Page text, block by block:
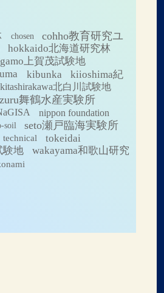
chosen
cohho教育研究ユ
hokkaido北海道研究林
上賀茂試験地
kibunka
kiioshima紀
kitashirakawa北白川試験地
舞鶴水産実験所
nippon foundation
soil seto瀬戸臨海実験所
technical
tokeidai
験地
wakayama和歌山研究